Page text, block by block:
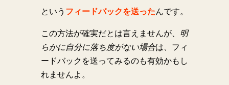
という フィードバックを送ったんです。
この方法が確実だとは言えませんが、 明
らかに自分に落ち度がない場合は、フィ
ードバックを送ってみるのも有効かもし
れませんよ。